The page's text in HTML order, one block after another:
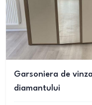
Garsoniera de
diamantului